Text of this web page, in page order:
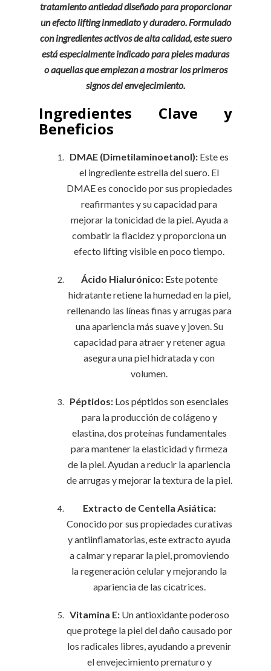
tratamiento antiedad diseñado para proporcionar
un efecto lifting inmediato y duradero. Formulado
con ingredientes activos de alta calidad, este suero
está especialmente indicado para pieles maduras
o aquellas que empiezan a mostrar los primeros
signos del envejecimiento.
Ingredientes Clave y
Beneficios
DMAE (Dimetilaminoetanol): Este es
el ingrediente estrella del suero. El
DMAE es conocido por sus propiedades
reafirmantes y su capacidad para
mejorar la tonicidad de la piel. Ayuda a
combatir la flacidez y proporciona un
efecto lifting visible en poco tiempo.
Ácido Hialurónico:Este potente
hidratante retiene la humedad en la piel,
rellenando las líneas finas y arrugas para
una apariencia más suave y joven. Su
capacidad para atraer y retener agua
asegura una piel hidratada y con
volumen.
Péptidos: Los péptidos son esenciales
para la producción de colágeno y
elastina, dos proteínas fundamentales
para mantener la elasticidad y firmeza
de la piel. Ayudan a reducir la apariencia
de arrugas y mejorar la textura de la piel.
Extracto de Centella Asiática:
Conocido por sus propiedades curativas
y antiinflamatorias, este extracto ayuda
a calmar y reparar la piel, promoviendo
la regeneración celular y mejorando la
apariencia de las cicatrices.
Vitamina E:Un antioxidante poderoso
que protege la piel del daño causado por
los radicales libres, ayudando a prevenir
el envejecimiento prematuro y